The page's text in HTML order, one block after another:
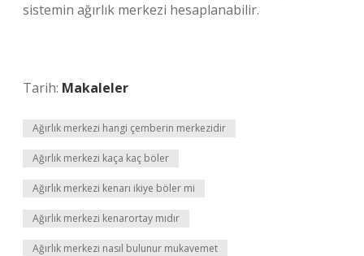
sistemin ağırlık merkezi hesaplanabilir.
Tarih: Makaleler
Ağırlık merkezi hangi çemberin merkezidir
Ağırlık merkezi kaça kaç böler
Ağırlık merkezi kenarı ikiye böler mi
Ağırlık merkezi kenarortay mıdır
Ağırlık merkezi nasıl bulunur mukavemet